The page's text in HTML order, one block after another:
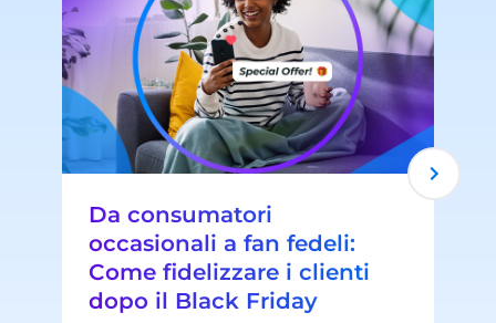
Da consumatori
occasionali a fan fedeli:
Come fidelizzare i clienti
dopo il Black Friday